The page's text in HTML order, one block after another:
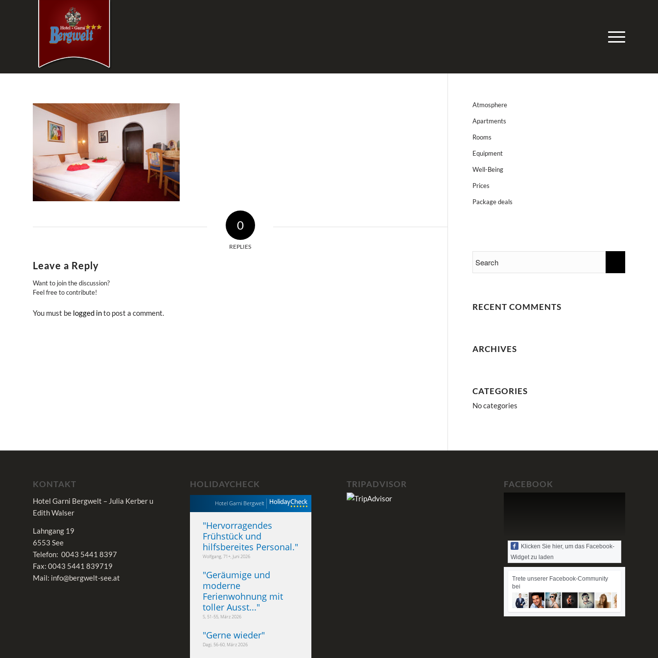
0
REPLIES
Leave a Reply
Want to join the discussion?
Feel free to contribute!
You must be logged into post a comment.
Atmosphere
Apartments
Rooms
Equipment
Well-Being
Prices
Package deals
RECENT COMMENTS
ARCHIVES
CATEGORIES
No categories
KONTAKT
Hotel Garni Bergwelt – Julia Kerber u
Edith Walser
Lahngang 19
6553 See
Telefon: 0043 5441 8397
Fax: 0043 5441 839719
Mail: info@bergwelt-see.at
HOLIDAYCHECK
Hotel Garni Bergwelt
"Hervorragendes
Frühstück und
hilfsbereites Personal."
Wolfgang, 71+, Juni 2026
"Geräumige und
moderne
Ferienwohnung mit
toller Ausst..."
S, 51-55, März 2026
"Gerne wieder"
Dagi, 56-60, März 2026
TRIPADVISOR FACEBOOK
Klicken Sie hier, um das Facebook-
Widget zu laden
Trete unserer Facebook-Community
bei